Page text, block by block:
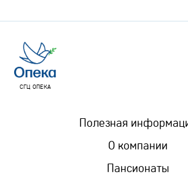
СГЦ ОПЕКА
Пансионаты
Полезная
О компании